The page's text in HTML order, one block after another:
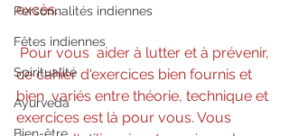
Personnalités indiennes
Fêtes indiennes
Spiritualité
Ayurveda
excès.
Pour vous  aider à lutter et à prévenir,
ce cahier d'exercices bien fournis et
bien  variés entre théorie, technique et
exercices est là pour vous. Vous